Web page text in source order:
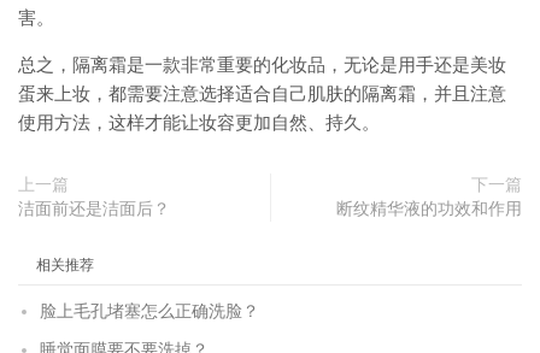
害。
总之，隔离霜是一款非常重要的化妆品，无论是用手还是美妆
蛋来上妆，都需要注意选择适合自己肌肤的隔离霜，并且注意
使用方法，这样才能让妆容更加自然、持久。
上一篇
洁面前还是洁面后？
下一篇
断纹精华液的功效和作用
相关推荐
脸上毛孔堵塞怎么正确洗脸？